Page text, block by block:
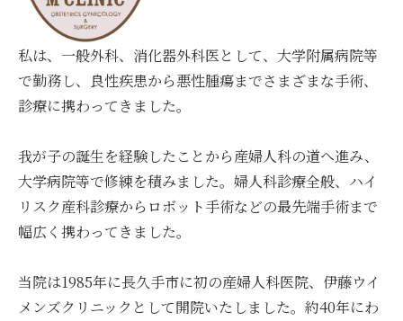
私は、一般外科、消化器外科医として、大学附属病院等
で勤務し、良性疾患から悪性腫瘍までさまざまな手術、
診療に携わってきました。
我が子の誕生を経験したことから産婦人科の道へ進み、
大学病院等で修練を積みました。婦人科診療全般、ハイ
リスク産科診療からロボット手術などの最先端手術まで
幅広く携わってきました。
当院は1985年に長久手市に初の産婦人科医院、伊藤ウイ
メンズクリニックとして開院いたしました。約40年にわ